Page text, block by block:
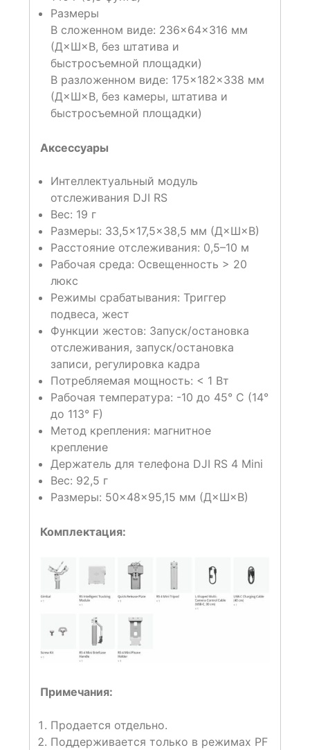
Размеры
В сложенном виде: 236×64×316 мм
(Д×Ш×В, без штатива и
быстросъемной площадки)
В разложенном виде: 175×182×338 мм
(Д×Ш×В, без камеры, штатива и
быстросъемной площадки)
Аксессуары
Интеллектуальный модуль
отслеживания DJI RS
Вес: 19 г
Размеры: 33,5×17,5×38,5 мм (Д×Ш×В)
Расстояние отслеживания: 0,5–10 м
Рабочая среда: Освещенность > 20
люкс
Режимы срабатывания: Триггер
подвеса, жест
Функции жестов: Запуск/остановка
отслеживания, запуск/остановка
записи, регулировка кадра
Потребляемая мощность: < 1 Вт
Рабочая температура: -10 до 45° C (14°
до 113° F)
Метод крепления: магнитное
крепление
Держатель для телефона DJI RS 4 Mini
Вес: 92,5 г
Размеры: 50×48×95,15 мм (Д×Ш×В)
Комплектация:
Примечания:
Продается отдельно.
Поддерживается только в режимах PF